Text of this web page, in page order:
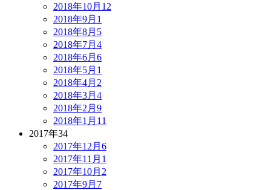
2018年10月 12
2018年9月 1
2018年8月 5
2018年7月 4
2018年6月 6
2018年5月 1
2018年4月 2
2018年3月 4
2018年2月 9
2018年1月 11
2017年34
2017年12月 6
2017年11月 1
2017年10月 2
2017年9月 7